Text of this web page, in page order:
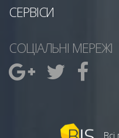
СЕРВІСИ
СОЦІАЛЬНІ МЕРЕЖІ